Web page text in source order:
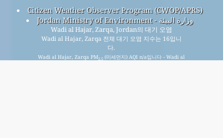
Citizen Weather Observer Program (CWOP/APRS)
Jordan Ministry of Environment - وزارة البيئة
Wadi al Hajar, Zarqa, Jordan의 대기 오염
Wadi al Hajar, Zarqa 전체 대기 오염 지수는 16입니
다.
Wadi al Hajar, Zarqa PM2.5 (미세먼지) AQI n/a입니다 - Wadi al